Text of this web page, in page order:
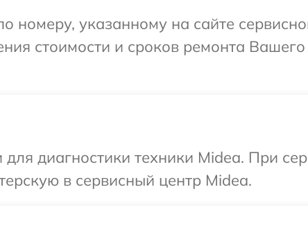
номеру, указанному на сайте
стоимости и сроков ремонта Вашего
диагностики техники Midea. При
в сервисный центр Midea.